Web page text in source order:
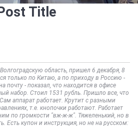
Title
область, пришел 6 декабря, 8
только по Китаю, а по приходу в Россию -
почту - показал, что находится в офисе
набор. Стоил 1531 рубль. Пришло все, что
аппарат работает. Крутит с разными
т.е. кнопочки работают. Работает
по громкости "вж-ж-ж". Тяжеленький, но в
Есть купон и инструкция, но не на русском: